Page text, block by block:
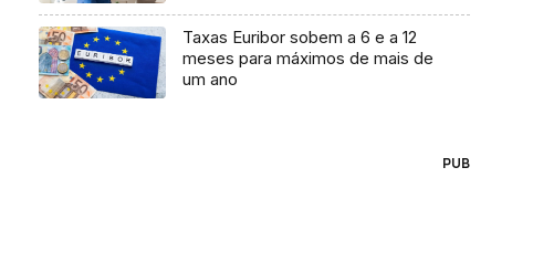
Taxas Euribor sobem a 6 e a 12
meses para máximos de mais de
um ano
PUB